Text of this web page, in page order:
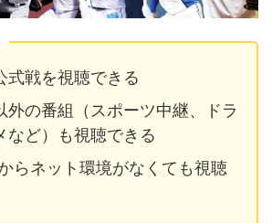
式戦を視聴できる
外の番組（スポーツ中継、ドラ
など）も視聴できる
らネット環境がなくても視聴